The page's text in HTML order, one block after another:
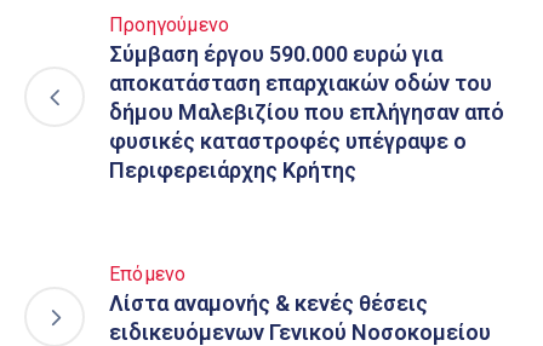
Προηγούμενο
Σύμβαση έργου 590.000 ευρώ για
αποκατάσταση επαρχιακών οδών του
δήμου Μαλεβιζίου που επλήγησαν από
φυσικές καταστροφές υπέγραψε ο
Περιφερειάρχης Κρήτης
Επόμενο
Λίστα αναμονής & κενές θέσεις
ειδικευόμενων Γενικού Νοσοκομείου